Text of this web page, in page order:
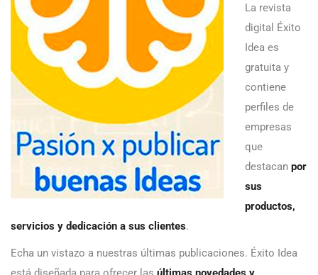
La revista
digital Éxito
Idea es
gratuita y
contiene
perfiles de
empresas
que
destacan por
sus
productos,
servicios y dedicación a sus clientes.
Echa un vistazo a nuestras últimas publicaciones. Éxito Idea